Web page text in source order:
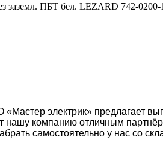
заземл. ПБТ бел. LEZARD 742-0200-
электрик» предлагает
нашу компанию отличным
самостоятельно у нас со